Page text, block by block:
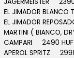
EL JIMADOR
EL JIMADOR
MARTINI ( BIANCO,
CAMPARI 2490
APEROL SPRITZ